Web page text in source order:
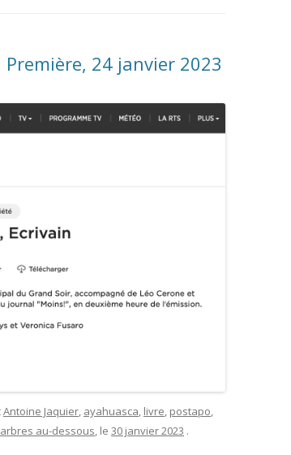
24 janvier 2023
Antoine Jaquier, ayahuasca, livre, postapo,
au-dessous, le 30 janvier 2023 .